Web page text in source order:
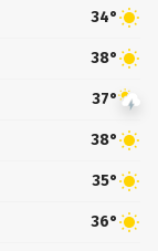
34°
38°
37°
38°
35°
36°